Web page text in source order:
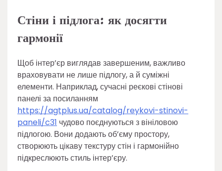
Стіни і підлога: як досягти
гармонії
Щоб інтер’єр виглядав завершеним, важливо
враховувати не лише підлогу, а й суміжні
елементи. Наприклад, сучасні реєкові стінові
панелі за посиланням
https://agtplus.ua/catalog/reykovi-stinovi-
paneli/c31 чудово поєднуються з вініловою
підлогою. Вони додають об’єму простору,
створюють цікаву текстуру стін і гармонійно
підкреслюють стиль інтер’єру.